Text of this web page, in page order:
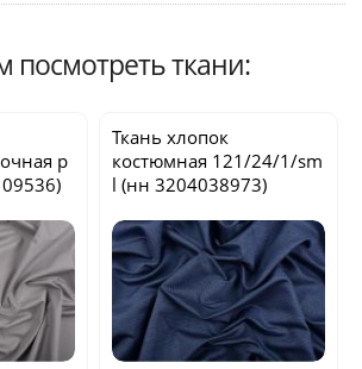
посмотреть ткани:
p
Ткань хлопок
костюмная 121/24/1/sm
l (нн 3204038973)